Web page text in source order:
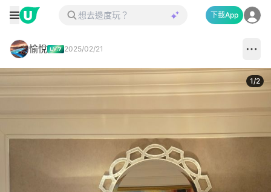
下載App
愉悅 2025/02/21
1/2